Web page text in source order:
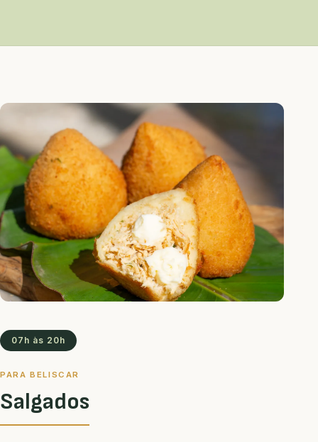
07h às 20h
PARA BELISCAR
Salgados